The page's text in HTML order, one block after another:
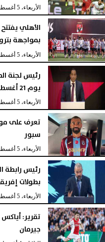
الأربعاء، 5 أغسطس 2026
الأهلي
بمواجهة
الأربعاء، 5 أغسطس 2026
رئيس لجنة
يوم 21 أغسطس وينتهى فى مايو
الأربعاء، 5 أغسطس 2026
تعرف على
سبور
الأربعاء، 5 أغسطس 2026
رئيس رابطة
بطولات
الأربعاء، 5 أغسطس 2026
تقرير:
جيرمان